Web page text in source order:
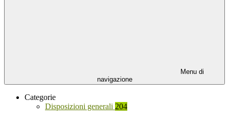
Menu di
navigazione
Categorie
Disposizioni generali 204